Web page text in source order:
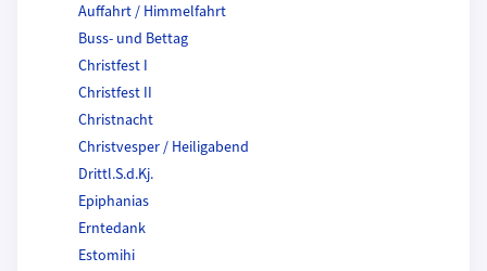
Auffahrt / Himmelfahrt
Buss- und Bettag
Christfest I
Christfest II
Christnacht
Christvesper / Heiligabend
Drittl.S.d.Kj.
Epiphanias
Erntedank
Estomihi